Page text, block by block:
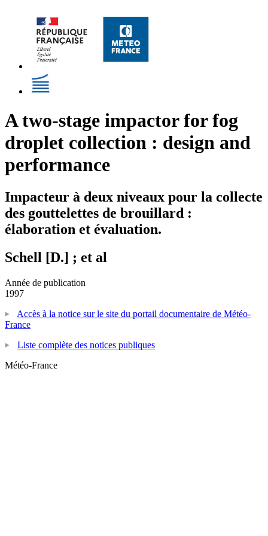
A two-stage impactor for fog
droplet collection : design and
performance
Impacteur à deux niveaux pour la collecte
des gouttelettes de brouillard :
élaboration et évaluation.
Schell [D.] ; et al
Année de publication
1997
Accès à la notice sur le site du portail documentaire de Météo-
France
Liste complète des notices publiques
Météo-France